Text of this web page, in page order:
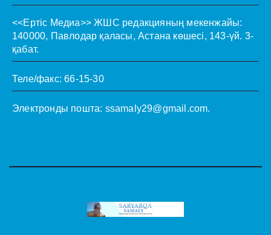
<<Ертіс Медиа>> ЖШС редакцияның мекенжайы:
140000, Павлодар қаласы, Астана көшесі, 143-үй. 3-
қабат.
Теле/факс: 66-15-30
Электронды пошта: ssamaly29@gmail.com.